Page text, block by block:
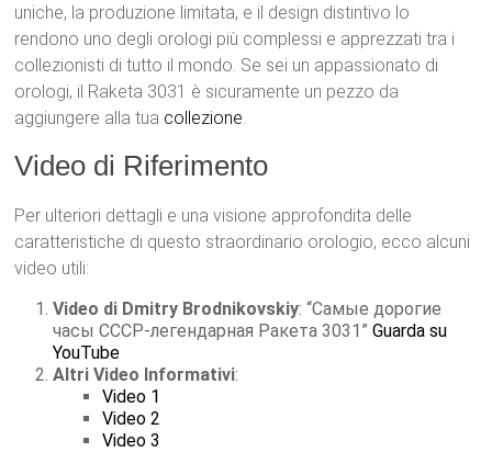
uniche, la produzione limitata, e il design distintivo lo
rendono uno degli orologi più complessi e apprezzati tra i
collezionisti di tutto il mondo. Se sei un appassionato di
orologi, il Raketa 3031 è sicuramente un pezzo da
aggiungere alla tua collezione.
Video di Riferimento
Per ulteriori dettagli e una visione approfondita delle
caratteristiche di questo straordinario orologio, ecco alcuni
video utili:
Video di Dmitry Brodnikovskiy: “Самые дорогие
часы СССР-легендарная Ракета 3031”Guarda su
YouTube
Altri Video Informativi:
Video 1
Video 2
Video 3